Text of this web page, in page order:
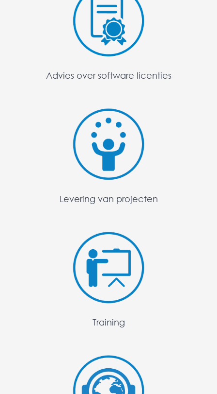
Advies over software licenties
Levering van projecten
Training